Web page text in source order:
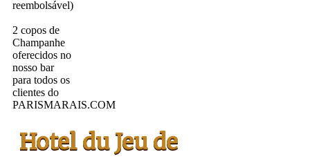
reembolsável)
2 copos de
Champanhe
oferecidos no
nosso bar
para todos os
clientes do
PARISMARAIS.COM
Hotel du Jeu de